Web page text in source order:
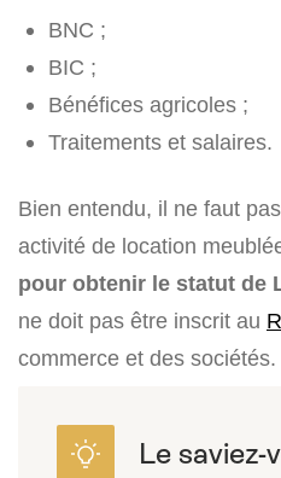
BNC ;
BIC ;
Bénéfices agricoles ;
Traitements et salaires.
Bien entendu, il ne faut
activité de location
pour obtenir le statut de
ne doit pas être inscrit au
commerce et des sociétés.